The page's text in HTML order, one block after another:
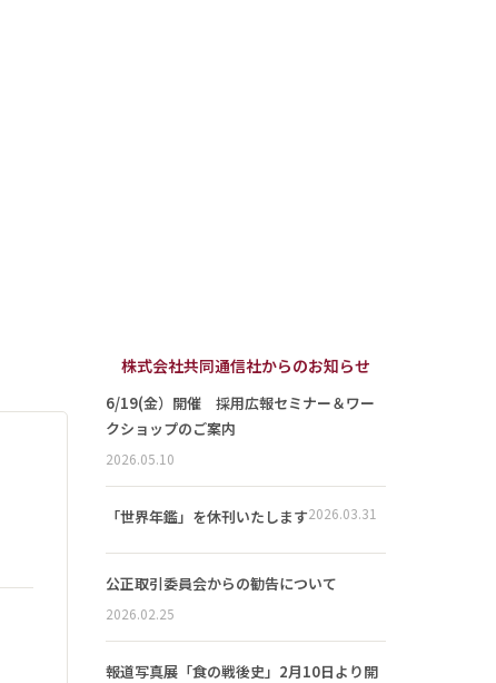
株式会社共同通信社からのお知らせ
6/19(金）開催 採用広報セミナー＆ワー
クショップのご案内
2026.05.10
「世界年鑑」を休刊いたします2026.03.31
公正取引委員会からの勧告について
2026.02.25
報道写真展「食の戦後史」2月10日より開